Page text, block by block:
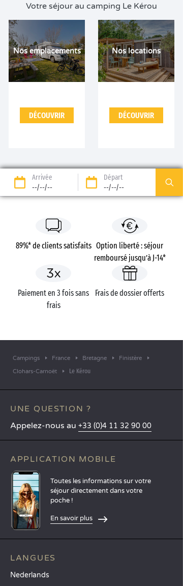
Votre séjour au camping Le Kérou
Nos emplacements
DÉCOUVRIR
Nos locations
DÉCOUVRIR
Arrivée
--/--/--
Départ
--/--/--
89%* de clients satisfaits Option liberté : séjour
remboursé jusqu’à J-14*
Paiement en 3 fois sans
frais
Frais de dossier offerts
Campings France Bretagne
Finistère
Clohars-Carnoët
Le Kérou
UNE QUESTION ?
Appelez-nous au +33 (0)4 11 32 90 00
APPLICATION MOBILE
Toutes les informations sur votre
séjour directement dans votre
poche !
En savoir plus
LANGUES
Nederlands